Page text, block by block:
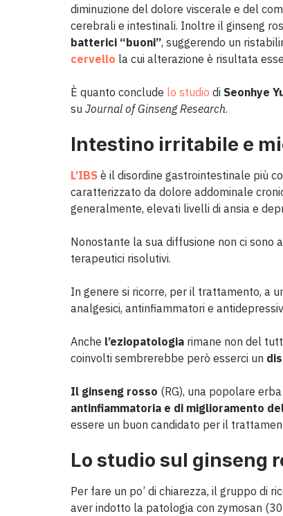
diminuzione del dolore viscerale e del
cerebrali e intestinali. Inoltre il ginseng
batterici “buoni”, suggerendo un
cervello la cui alterazione è risultata
È quanto conclude lo studio di Seonhye
su Journal of Ginseng Research.
Intestino irritabile e
L’IBS è il disordine gastrointestinale più
caratterizzato da dolore addominale
generalmente, elevati livelli di ansia e
Nonostante la sua diffusione non ci
terapeutici risolutivi.
In genere si ricorre, per il trattamento, a
analgesici, antinfiammatori e
Anche l’eziopatologia rimane non del
coinvolti sembrerebbe però esserci un
Il ginseng rosso (RG), una popolare
antinfiammatoria e di miglioramento
essere un buon candidato per il
Lo studio sul ginseng
Per fare un po’ di chiarezza, il gruppo di
aver indotto la patologia con zymosan